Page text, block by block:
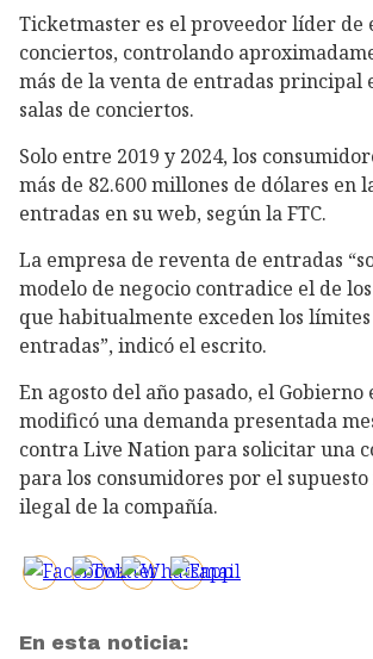
Ticketmaster es el proveedor líder de
conciertos, controlando
más de la venta de entradas principal
salas de conciertos.
Solo entre 2019 y 2024, los
más de 82.600 millones de dólares en
entradas en su web, según la FTC.
La empresa de reventa de entradas
modelo de negocio contradice el de
que habitualmente exceden los
entradas”, indicó el escrito.
En agosto del año pasado, el Gobierno
modificó una demanda presentada
contra Live Nation para solicitar una
para los consumidores por el
ilegal de la compañía.
En esta noticia: